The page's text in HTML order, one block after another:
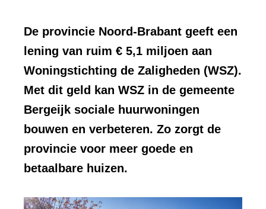
element:
Foto
De provincie Noord-Brabant geeft een
lening van ruim € 5,1 miljoen aan
Woningstichting de Zaligheden (WSZ).
Met dit geld kan WSZ in de gemeente
Bergeijk sociale huurwoningen
bouwen en verbeteren. Zo zorgt de
provincie voor meer goede en
betaalbare huizen.